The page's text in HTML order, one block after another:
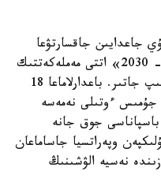
جاعدايىن جاقسارتۋعا
باعىتتالعان «مەنين ءۇيۇم - 2024- 2030» اتتى مەملەكەتتىك
يپوتەكالىق باعدارلاما جۇزەگە اسىرىلىپ جاتىر. باعدارلاماعا 18
ءوتىلى نەمەسە
جوق جانە
وپەراتسيا جاساماعان
نەسيە الۋشىنىڭ